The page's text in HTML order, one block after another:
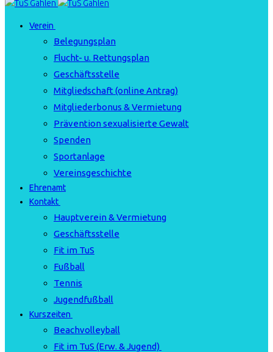
Verein
Belegungsplan
Flucht- u. Rettungsplan
Geschäftsstelle
Mitgliedschaft (online Antrag)
Mitgliederbonus & Vermietung
Prävention sexualisierte Gewalt
Spenden
Sportanlage
Vereinsgeschichte
Ehrenamt
Kontakt
Hauptverein & Vermietung
Geschäftsstelle
Fit im TuS
Fußball
Tennis
Jugendfußball
Kurszeiten
Beachvolleyball
Fit im TuS (Erw. & Jugend)